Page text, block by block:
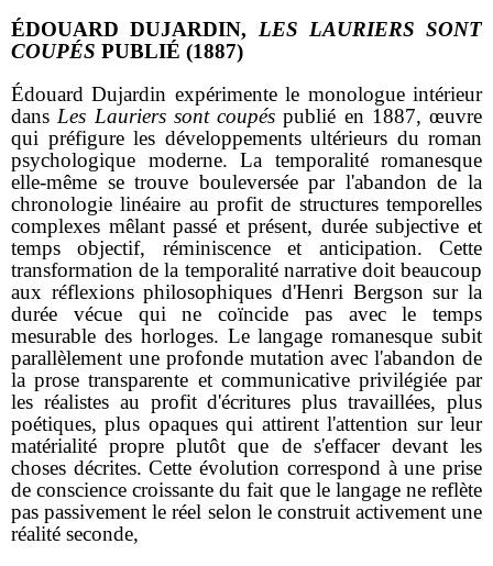
ÉDOUARD DUJARDIN, LES LAURIERS SONT
COUPÉS PUBLIÉ (1887)
Édouard Dujardin expérimente le monologue intérieur
dans Les Lauriers sont coupés publié en 1887, œuvre
qui préfigure les développements ultérieurs du roman
psychologique moderne. La temporalité romanesque
elle-même se trouve bouleversée par l'abandon de la
chronologie linéaire au profit de structures temporelles
complexes mêlant passé et présent, durée subjective et
temps objectif, réminiscence et anticipation. Cette
transformation de la temporalité narrative doit beaucoup
aux réflexions philosophiques d'Henri Bergson sur la
durée vécue qui ne coïncide pas avec le temps
mesurable des horloges. Le langage romanesque subit
parallèlement une profonde mutation avec l'abandon de
la prose transparente et communicative privilégiée par
les réalistes au profit d'écritures plus travaillées, plus
poétiques, plus opaques qui attirent l'attention sur leur
matérialité propre plutôt que de s'effacer devant les
choses décrites. Cette évolution correspond à une prise
de conscience croissante du fait que le langage ne reflète
pas passivement le réel selon le construit activement une
réalité seconde,